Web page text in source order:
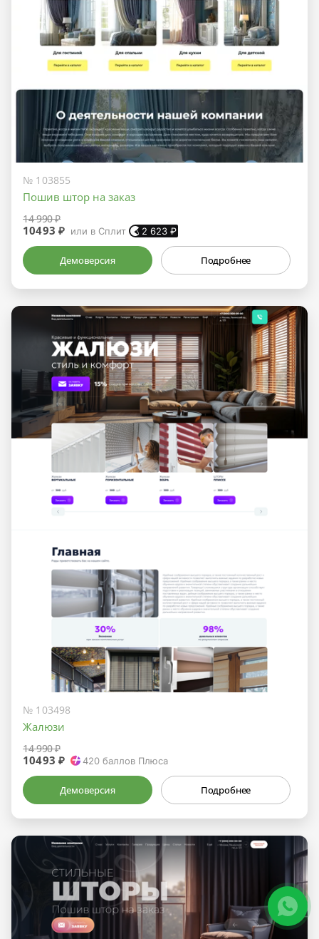
№ 103855
Пошив штор на заказ
14 990 ₽
10493 ₽ или в Сплит 2 623 ₽
Демоверсия Подробнее
№ 103498
Жалюзи
14 990 ₽
10493 ₽ 420 баллов Плюса
Демоверсия Подробнее